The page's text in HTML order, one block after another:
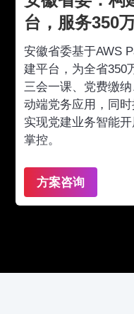
台，服务350
安徽省委基于AWS
建平台，为全省350
三会一课、党费缴
动端党务应用，同
实现党建业务智能
掌控。
方案咨询